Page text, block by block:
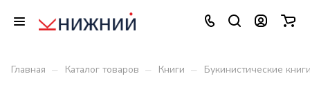
Главная – Каталог товаров – Книги – Букинистические